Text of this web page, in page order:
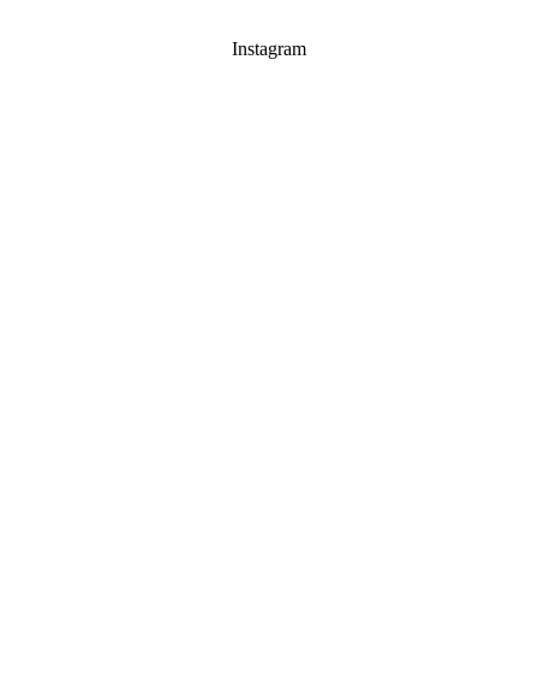
Instagram